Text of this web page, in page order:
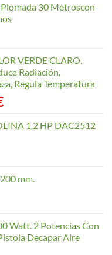
168,65 € 30 Metroscon
VERDE CLARO.
Radiación,
Regula Temperatura
Rango
precios:1.2 HP DAC2512
mm.
Watt. 2 Potencias Con
Decapar Aire